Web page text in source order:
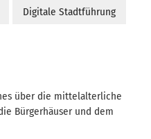
Digitale Stadtführung
über die mittelalterliche
Bürgerhäuser und dem